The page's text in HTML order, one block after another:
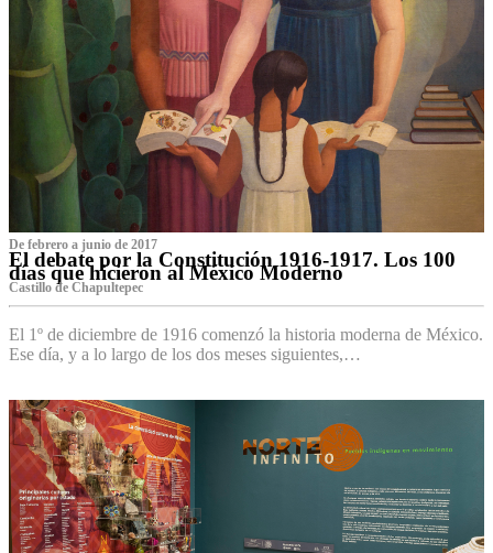
De febrero a junio de 2017
El debate por la Constitución 1916-1917. Los 100
días que hicieron al México Moderno
Castillo de Chapultepec
El 1º de diciembre de 1916 comenzó la historia moderna de México.
Ese día, y a lo largo de los dos meses siguientes,…